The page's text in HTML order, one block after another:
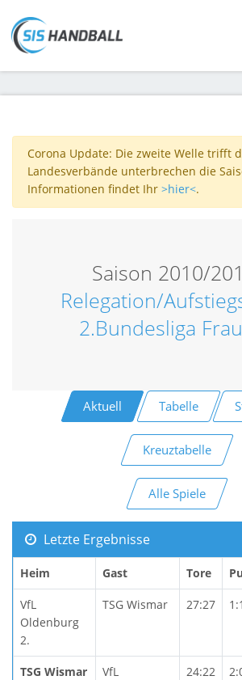
Corona Update: Die zweite Welle trifft
Landesverbände unterbrechen die
Informationen findet Ihr >hier<.
Saison 2010/
Relegation/
2.Bundesliga
Aktuell Tabelle
Kreuztabelle
Alle Spiele
Letzte Ergebnisse
Heim Gast Tore
VfL
Oldenburg
2.
TSG Wismar 27:27 1:1
TSG Wismar
VfL
24:22